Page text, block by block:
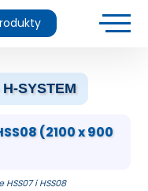
SYSTEM
(2100 x 900
i HSS08